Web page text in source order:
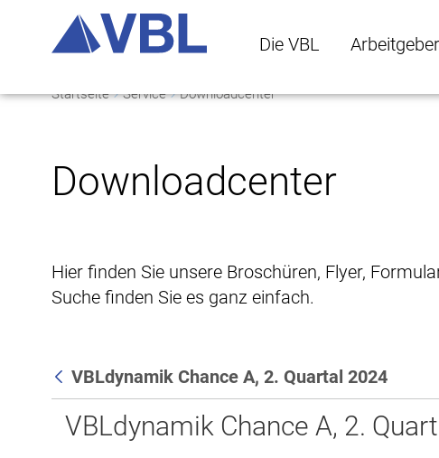
Die VBL Arbeitgeber
Startseite Service Downloadcenter
Downloadcenter
Hier finden Sie unsere Broschüren, Flyer,
Suche finden Sie es ganz einfach.
Zurück
VBLdynamik Chance A, 2. Quartal 2024
VBLdynamik Chance A, 2.